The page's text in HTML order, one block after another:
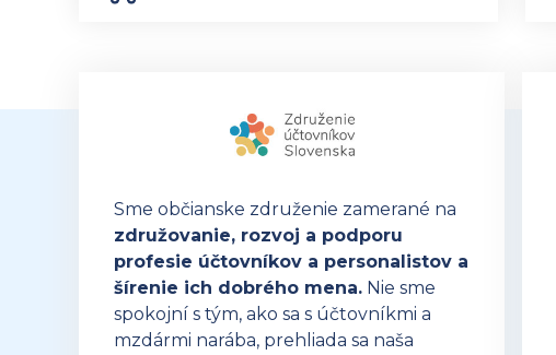
Sme občianske združenie zamerané na
združovanie, rozvoj a podporu
profesie účtovníkov a personalistov a
šírenie ich dobrého mena. Nie sme
spokojní s tým, ako sa s účtovníkmi a
mzdármi narába, prehliada sa naša